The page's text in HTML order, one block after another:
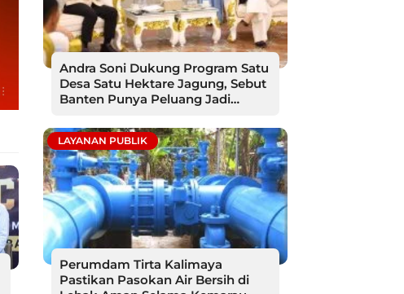
Andra Soni Dukung Program Satu
Desa Satu Hektare Jagung, Sebut
Banten Punya Peluang Jadi
LAYANAN PUBLIK
Perumdam Tirta Kalimaya
Pastikan Pasokan Air Bersih di